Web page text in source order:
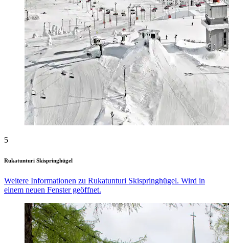
5
Rukatunturi Skispringhügel
Weitere Informationen zu Rukatunturi Skispringhügel. Wird in
einem neuen Fenster geöffnet.